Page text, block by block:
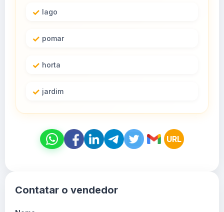
lago
pomar
horta
jardim
URL
Contatar o vendedor